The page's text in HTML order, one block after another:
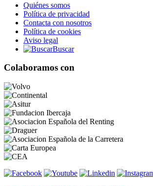
Quiénes somos
Política de privacidad
Contacta con nosotros
Política de cookies
Aviso legal
Buscar
Colaboramos con